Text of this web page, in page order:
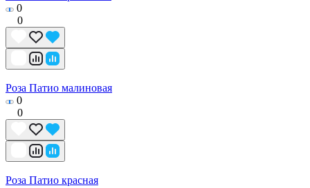
0
0
Роза Патио малиновая
0
0
Роза Патио красная